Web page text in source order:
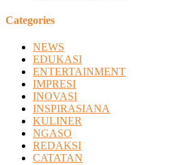
Categories
NEWS
EDUKASI
ENTERTAINMENT
IMPRESI
INOVASI
INSPIRASIANA
KULINER
NGASO
REDAKSI
CATATAN